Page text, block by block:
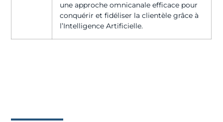
une approche omnicanale efficace pour
conquérir et fidéliser la clientèle grâce à
l’Intelligence Artificielle.